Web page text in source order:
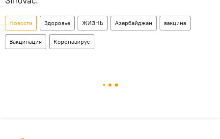
Новости Здоровье ЖИЗНЬ Азербайджан вакцина
Вакцинация Коронавирус